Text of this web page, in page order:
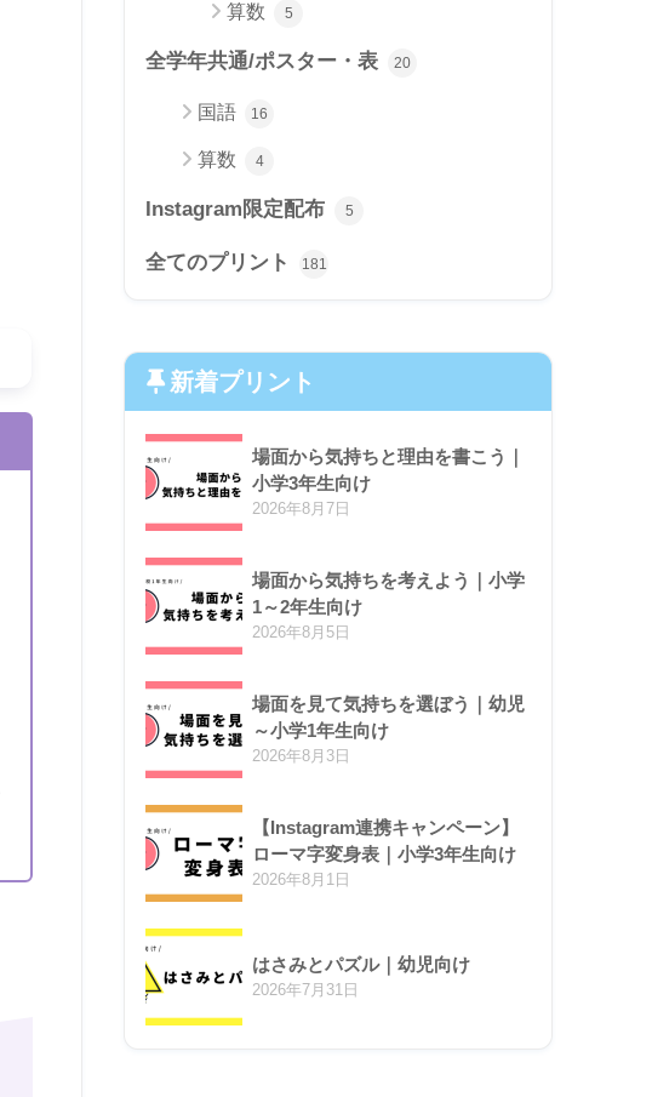
算数 5
全学年共通/ポスター・表 20
国語 16
算数 4
Instagram限定配布 5
全てのプリント 181
新着プリント
場面から気持ちと理由を書こう｜
小学3年生向け
2026年8月7日
場面から気持ちを考えよう｜小学
1～2年生向け
2026年8月5日
場面を見て気持ちを選ぼう｜幼児
～小学1年生向け
2026年8月3日
【Instagram連携キャンペーン】
ローマ字変身表｜小学3年生向け
2026年8月1日
はさみとパズル｜幼児向け
2026年7月31日